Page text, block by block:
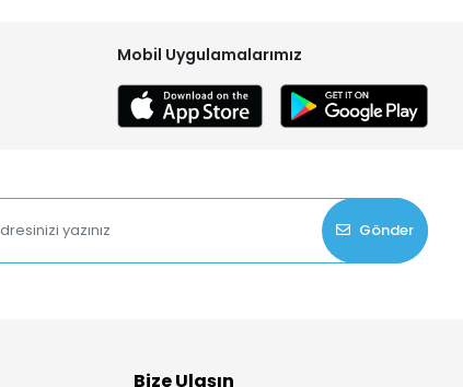
Mobil Uygulamalarımız
Gönder
Bize Ulaşın